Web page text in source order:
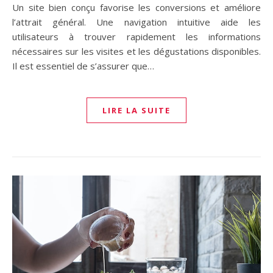
Un site bien conçu favorise les conversions et améliore
l’attrait général. Une navigation intuitive aide les
utilisateurs à trouver rapidement les informations
nécessaires sur les visites et les dégustations disponibles.
Il est essentiel de s’assurer que…
LIRE LA SUITE